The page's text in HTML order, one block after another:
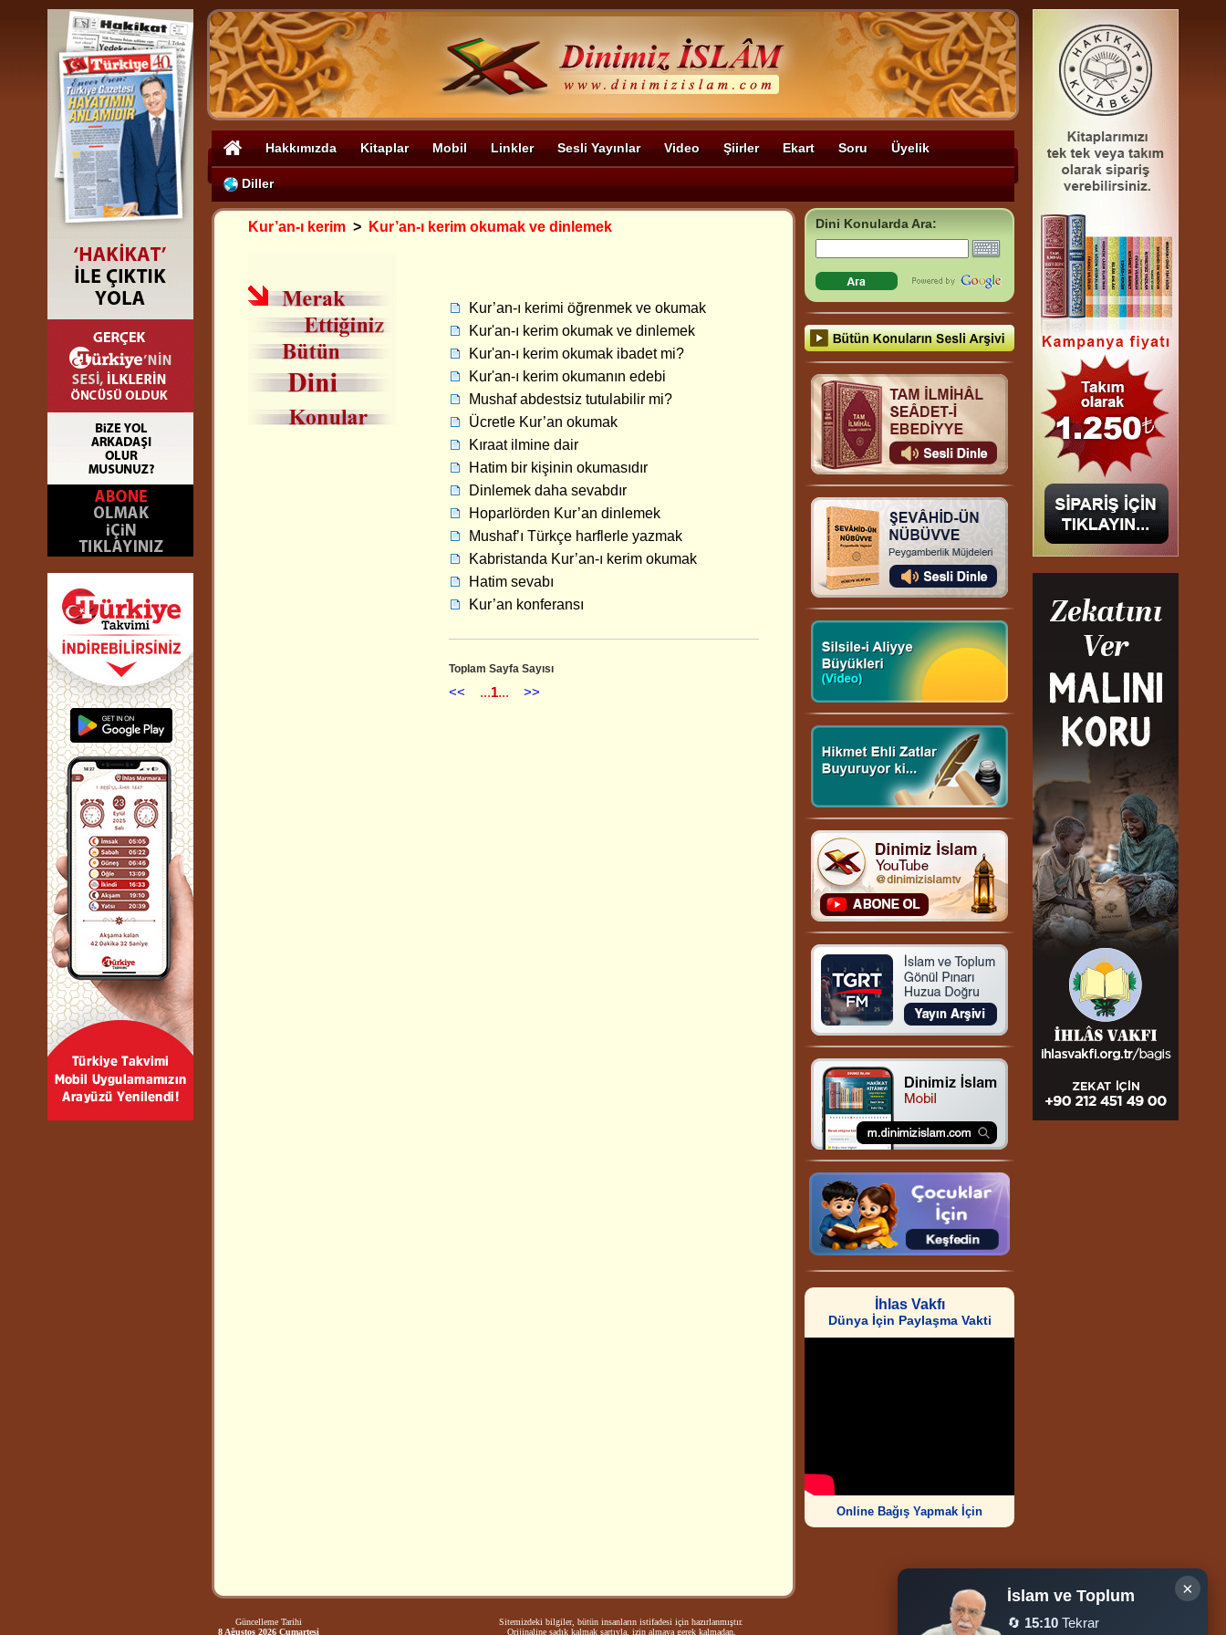
Hakkımızda Kitaplar Mobil Linkler Sesli Yayınlar Video Şiirler Ekart Soru Üyelik
Diller
Kur’an-ı kerim > Kur’an-ı kerim okumak ve dinlemek
Kur’an-ı kerimi öğrenmek ve okumak
Kur'an-ı kerim okumak ve dinlemek
Kur'an-ı kerim okumak ibadet mi?
Kur'an-ı kerim okumanın edebi
Mushaf abdestsiz tutulabilir mi?
Ücretle Kur’an okumak
Kıraat ilmine dair
Hatim bir kişinin okumasıdır
Dinlemek daha sevabdır
Hoparlörden Kur’an dinlemek
Mushaf’ı Türkçe harflerle yazmak
Kabristanda Kur’an-ı kerim okumak
Hatim sevabı
Kur’an konferansı
Toplam Sayfa Sayısı
<< ...1... >>
Dini Konularda Ara:
İhlas Vakfı
Dünya İçin Paylaşma Vakti
Online Bağış Yapmak İçin
Güncelleme Tarihi
8 Ağustos 2026 Cumartesi
Sitemizdeki bilgiler, bütün insanların istifadesi için hazırlanmıştır.
Orijinaline sadık kalmak şartıyla, izin almaya gerek kalmadan,
Ziyaretçi Sayısı
252.012.346
×
İslam ve Toplum
🔄 15:10 Tekrar